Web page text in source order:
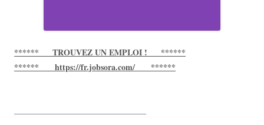
****** TROUVEZ UN EMPLOI ! ******
****** https://fr.jobsora.com/ ******